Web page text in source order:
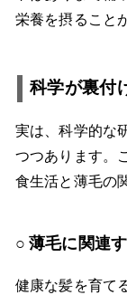
栄養を摂ること
科学が裏付
実は、科学的な
つつあります。
食生活と薄毛の
薄毛に関連
健康な髪を育て